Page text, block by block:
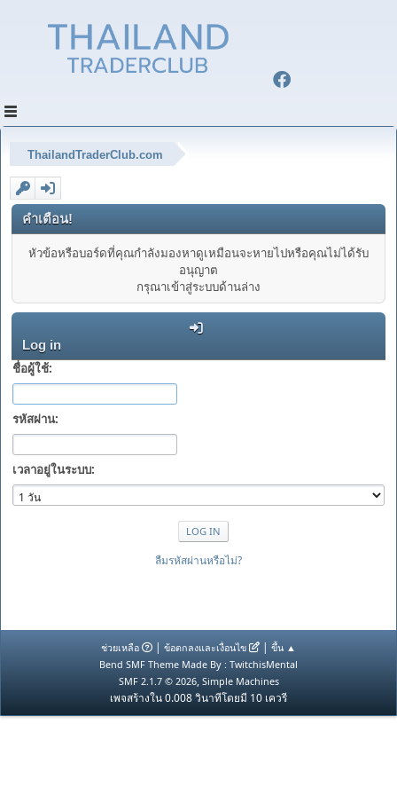
ThailandTraderClub.com
คำเตือน!
หัวข้อหรือบอร์ดที่คุณกำลังมองหาดูเหมือนจะหายไปหรือคุณไม่ได้รับ
อนุญาต
กรุณาเข้าสู่ระบบด้านล่าง
Log in
ชื่อผู้ใช้:
รหัสผ่าน:
เวลาอยู่ในระบบ:
ลืมรหัสผ่านหรือไม่?
ช่วยเหลือ | ข้อตกลงและเงื่อนไข | ขึ้น ▲
Bend SMF Theme Made By : TwitchisMental
SMF 2.1.7 © 2026, Simple Machines
เพจสร้างใน 0.008 วินาทีโดยมี 10 เควรี